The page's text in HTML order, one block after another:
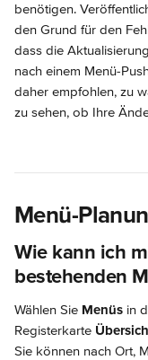
benötigen.
den Grund für den
dass die
nach einem Menü-
daher empfohlen, zu
zu sehen, ob Ihre
Menü-
Wie kann ich
bestehenden
Wählen Sie Menüs in
Registerkarte
Sie können nach Ort,